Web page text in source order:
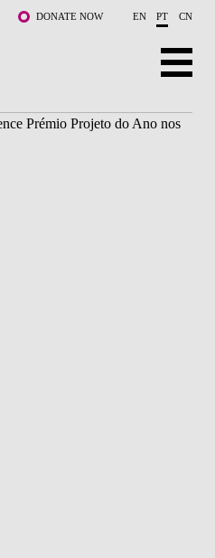
DONATE NOW EN PT CN